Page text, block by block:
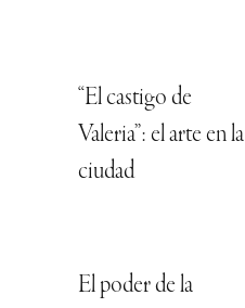
“El castigo de
Valeria”: el arte en la
ciudad
El poder de la